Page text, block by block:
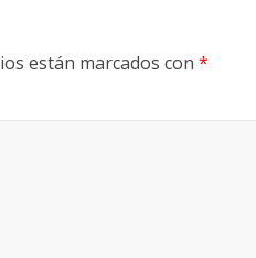
están marcados con *